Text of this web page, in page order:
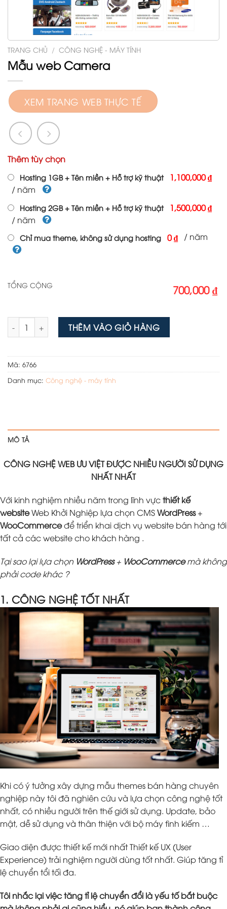
TRANG CHỦ / CÔNG NGHỆ - MÁY TÍNH
Mẫu web Camera
XEM TRANG WEB THỰC TẾ
Thêm tùy chọn
Hosting 1GB + Tên miền + Hỗ trợ kỹ thuật
1,100,000 ₫
/ năm
Hosting 2GB + Tên miền + Hỗ trợ kỹ thuật
1,500,000 ₫
/ năm
Chỉ mua theme, không sử dụng hosting 0 ₫ / năm
TỔNG CỘNG 700,000 ₫
Mẫu web Camera số lượngTHÊM VÀO GIỎ HÀNG
Mã: 6766
Danh mục: Công nghệ - máy tính
MÔ TẢ
CÔNG NGHỆ WEB ƯU VIỆT ĐƯỢC NHIỀU NGƯỜI SỬ DỤNG
NHẤT NHẤT
Với kinh nghiệm nhiều năm trong lĩnh vựcthiết kế
websiteWeb Khởi Nghiệp lựa chọn CMSWordPress+
WooCommerceđể triển khai dịch vụ website bán hàng tới
tất cả các website cho khách hàng .
Tại sao lại lựa chọn WordPress+ WooCommercemà không
phải code khác ?
1. CÔNG NGHỆ TỐT NHẤT
Khi có ý tưởng xây dựng mẫu themes bán hàng chuyên
nghiệp này tôi đã nghiên cứu và lựa chọn công nghệ tốt
nhất, có nhiều người trên thế giới sử dụng. Update, bảo
mật, dễ sử dụng và thân thiện với bộ máy tình kiếm …
Giao diện được thiết kế mới nhất Thiết kế UX (User
Experience) trải nghiệm người dùng tốt nhất. Giúp tăng tỉ
lệ chuyển tổi tối đa.
Tôi nhắc lại việc tăng tỉ lệ chuyển đổi là yếu tố bắt buộc